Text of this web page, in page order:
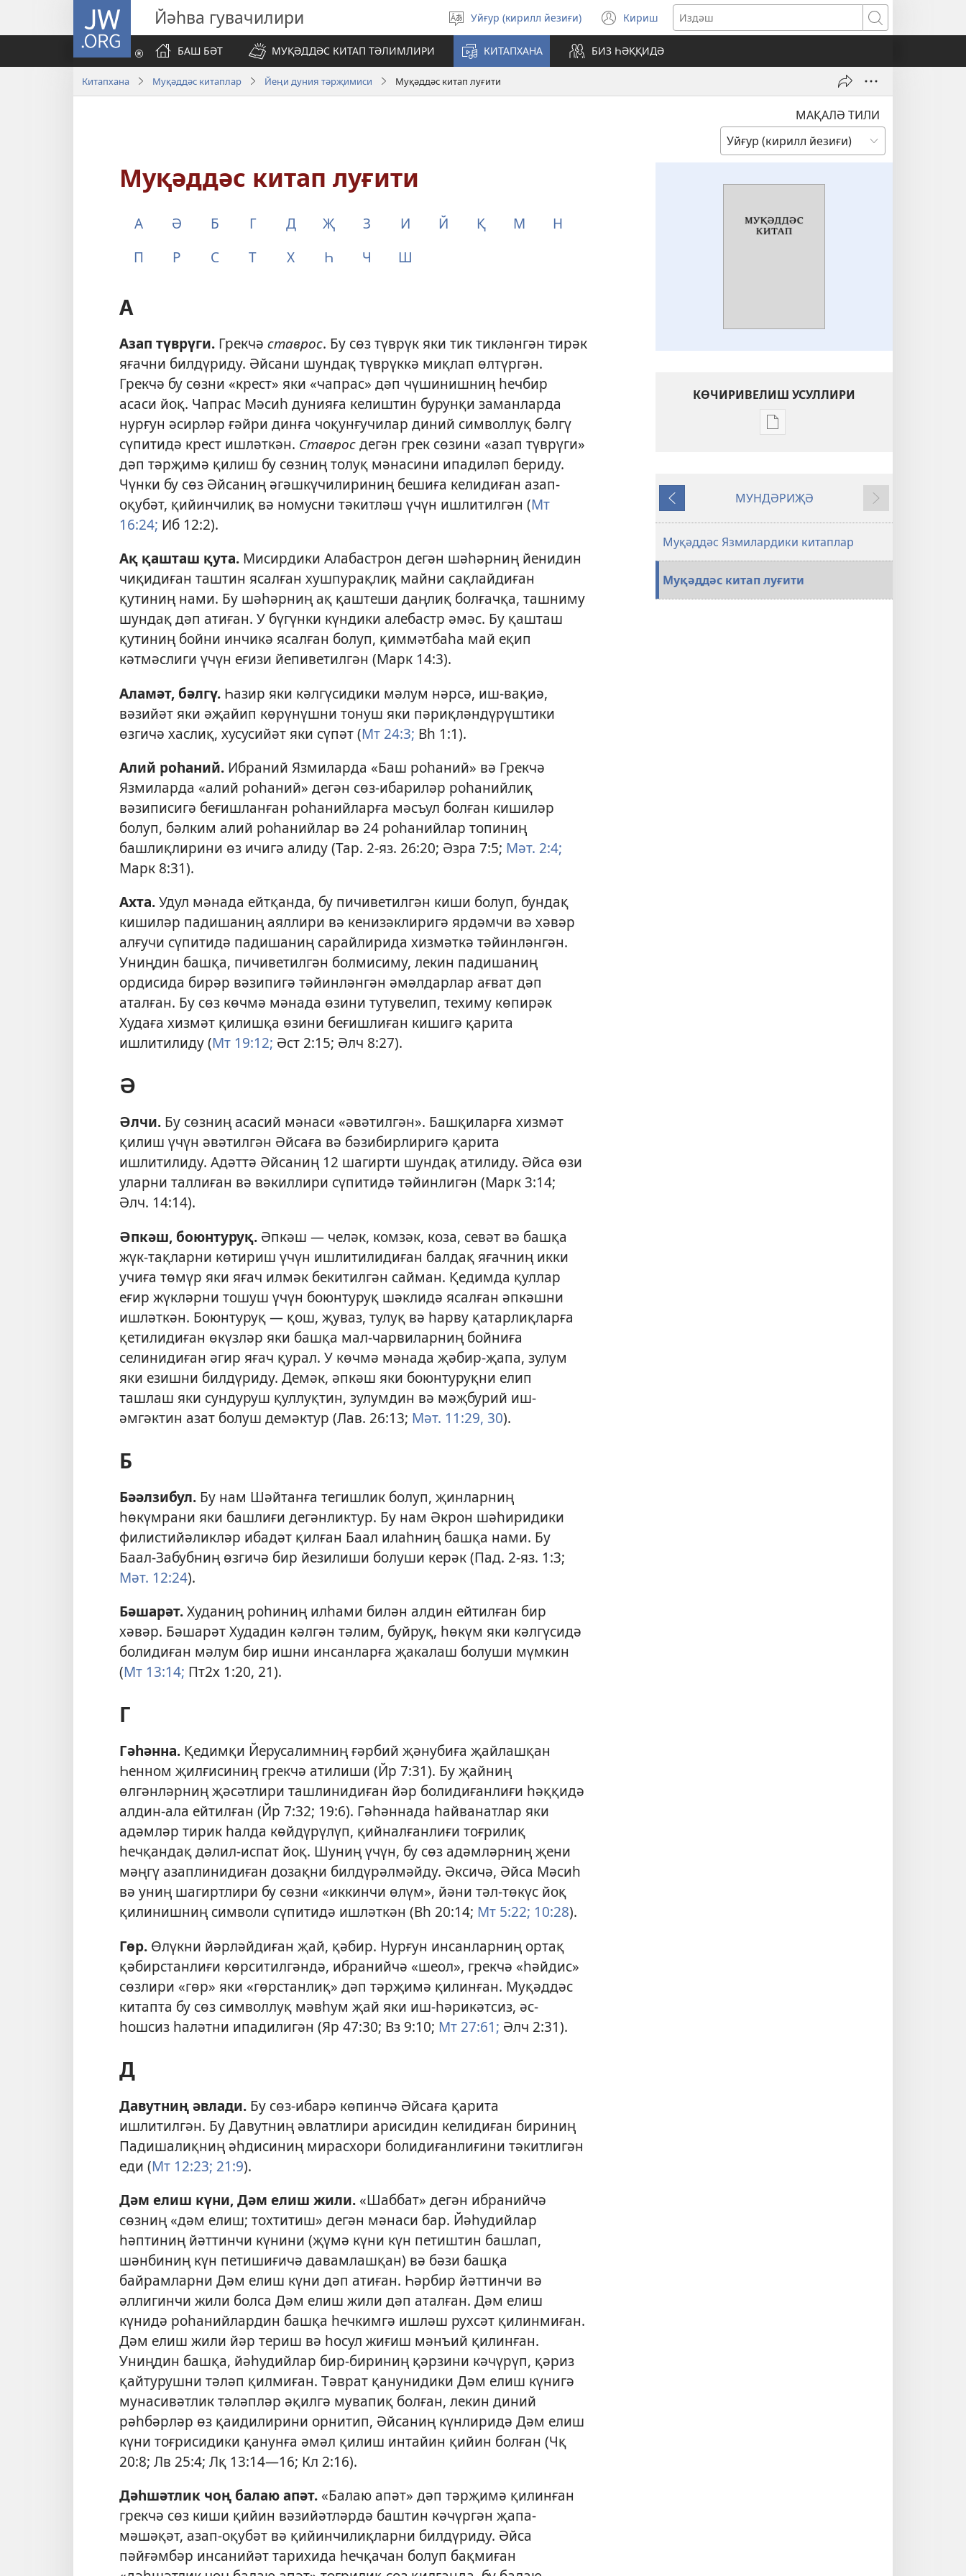
JW.ORG Йәһва гувачилири
Тил
таллаш
Уйғур (кирилл йезиғи) Кириш
(opens
new
window)
Издәш
БАШ БӘТ
МУҚӘДДӘС КИТАП ТӘЛИМЛИРИ КИТАПХАНА БИЗ ҺӘҚҚИДӘ
Китапхана Муқәддәс китаплар Йеңи дуния тәрҗимиси Муқәддәс китап луғити
МАҚАЛӘ ТИЛИ
Муқәддәс китап луғити
А Ә Б Г Д Җ З И Й Қ М
Н
П
Р С Т Х Һ Ч Ш
А
Азап түврүги. Грекчә ставрос. Бу сөз түврүк яки тик тикләнгән тирәк
яғачни билдүриду. Әйсани шундақ түврүккә миқлап өлтүргән.
Грекчә бу сөзни «крест» яки «чапрас» дәп чүшинишниң һечбир
асаси йоқ. Чапрас Мәсиһ дунияға келиштин бурунқи заманларда
нурғун әсирләр ғәйри динға чоқунғучилар диний символлуқ бәлгү
сүпитидә крест ишләткән. Ставросдегән грек сөзини «азап түврүги»
дәп тәрҗимә қилиш бу сөзниң толуқ мәнасини ипадиләп бериду.
Чүнки бу сөз Әйсаниң әгәшкүчилириниң бешиға келидиған азап-
оқубәт, қийинчилиқ вә номусни тәкитләш үчүн ишлитилгән (Мт
16:24; Иб 12:2).
Ақ қашташ қута. Мисирдики Алабастрон дегән шәһәрниң йенидин
чиқидиған таштин ясалған хушпурақлиқ майни сақлайдиған
қутиниң нами. Бу шәһәрниң ақ қаштеши даңлиқ болғачқа, ташниму
шундақ дәп атиған. У бүгүнки күндики алебастр әмәс. Бу қашташ
қутиниң бойни инчикә ясалған болуп, қиммәтбаһа май еқип
кәтмәслиги үчүн еғизи йепиветилгән (Марк 14:3).
Аламәт, бәлгү. Һазир яки кәлгүсидики мәлум нәрсә, иш-вақиә,
вәзийәт яки әҗайип көрүнүшни тонуш яки пәриқләндүрүштики
өзгичә хаслиқ, хусусийәт яки сүпәт (Мт 24:3; Вһ 1:1).
Алий роһаний. Ибраний Язмиларда «Баш роһаний» вә Грекчә
Язмиларда «алий роһаний» дегән сөз-ибариләр роһанийлиқ
вәзиписигә беғишланған роһанийларға мәсъул болған кишиләр
болуп, бәлким алий роһанийлар вә 24 роһанийлар топиниң
башлиқлирини өз ичигә алиду (Тар. 2-яз. 26:20; Әзра 7:5; Мәт. 2:4;
Марк 8:31).
Ахта.Удул мәнада ейтқанда, бу пичиветилгән киши болуп, бундақ
кишиләр падишаниң аяллири вә кенизәклиригә ярдәмчи вә хәвәр
алғучи сүпитидә падишаниң сарайлирида хизмәткә тәйинләнгән.
Униңдин башқа, пичиветилгән болмисиму, лекин падишаниң
ордисида бирәр вәзипигә тәйинләнгән әмәлдарлар ағват дәп
аталған. Бу сөз көчмә мәнада өзини тутувелип, техиму көпирәк
Худаға хизмәт қилишқа өзини беғишлиған кишигә қарита
ишлитилиду (Мт 19:12; Әст 2:15; Әлч 8:27).
Ә
Әлчи. Бу сөзниң асасий мәнаси «әвәтилгән». Башқиларға хизмәт
қилиш үчүн әвәтилгән Әйсаға вә бәзибирлиригә қарита
ишлитилиду. Адәттә Әйсаниң 12 шагирти шундақ атилиду. Әйса өзи
уларни таллиған вә вәкиллири сүпитидә тәйинлигән (Марк 3:14;
Әлч. 14:14).
Әпкәш, боюнтуруқ. Әпкәш — челәк, комзәк, коза, севәт вә башқа
жүк-тақларни көтириш үчүн ишлитилидиған балдақ яғачниң икки
учиға төмүр яки яғач илмәк бекитилгән сайман. Қедимда қуллар
еғир жүкләрни тошуш үчүн боюнтуруқ шәклидә ясалған әпкәшни
ишләткән. Боюнтуруқ — қош, җуваз, тулуқ вә һарву қатарлиқларға
қетилидиған өкүзләр яки башқа мал-чарвиларниң бойниға
селинидиған әгир яғач қурал. У көчмә мәнада җәбир-җапа, зулум
яки езишни билдүриду. Демәк, әпкәш яки боюнтуруқни елип
ташлаш яки сундуруш қуллуқтин, зулумдин вә мәҗбурий иш-
әмгәктин азат болуш демәктур (Лав. 26:13; Мәт. 11:29, 30).
Б
Бәәлзибул. Бу нам Шәйтанға тегишлик болуп, җинларниң
һөкүмрани яки башлиғи дегәнликтур. Бу нам Әкрон шәһиридики
филистийәликләр ибадәт қилған Баал илаһниң башқа нами. Бу
Баал-Забубниң өзгичә бир йезилиши болуши керәк (Пад. 2-яз. 1:3;
Мәт. 12:24).
Бәшарәт.Худаниң роһиниң илһами билән алдин ейтилған бир
хәвәр. Бәшарәт Худадин кәлгән тәлим, буйруқ, һөкүм яки кәлгүсидә
болидиған мәлум бир ишни инсанларға җакалаш болуши мүмкин
(Мт 13:14; Пт2х 1:20, 21).
Г
Гәһәнна. Қедимқи Йерусалимниң ғәрбий җәнубиға җайлашқан
Һенном җилғисиниң грекчә атилиши (Йр 7:31). Бу җайниң
өлгәнләрниң җәсәтлири ташлинидиған йәр болидиғанлиғи һәққидә
алдин-ала ейтилған (Йр 7:32; 19:6). Гәһәннада һайванатлар яки
адәмләр тирик һалда көйдүрүлүп, қийналғанлиғи тоғрилиқ
һечқандақ дәлил-испат йоқ. Шуниң үчүн, бу сөз адәмләрниң җени
мәңгү азаплинидиған дозақни билдүрәлмәйду. Әксичә, Әйса Мәсиһ
вә униң шагиртлири бу сөзни «иккинчи өлүм», йәни тәл-төкүс йоқ
қилинишниң символи сүпитидә ишләткән (Вһ 20:14; Мт 5:22; 10:28).
Гөр. Өлүкни йәрләйдиған җай, қәбир. Нурғун инсанларниң ортақ
қәбирстанлиғи көрситилгәндә, ибранийчә «шеол», грекчә «һәйдис»
сөзлири «гөр» яки «гөрстанлиқ» дәп тәрҗимә қилинған. Муқәддәс
китапта бу сөз символлуқ мәвһум җай яки иш-һәрикәтсиз, әс-
һошсиз һаләтни ипадилигән (Яр 47:30; Вз 9:10; Мт 27:61; Әлч 2:31).
Д
Давутниң әвлади. Бу сөз-ибарә көпинчә Әйсаға қарита
ишлитилгән. Бу Давутниң әвлатлири арисидин келидиған бириниң
Падишалиқниң әһдисиниң мирасхори болидиғанлиғини тәкитлигән
еди (Мт 12:23; 21:9).
Дәм елиш күни, Дәм елиш жили. «Шаббат» дегән ибранийчә
сөзниң «дәм елиш; тохтитиш» дегән мәнаси бар. Йәһудийлар
һәптиниң йәттинчи күнини (җүмә күни күн петиштин башлап,
шәнбиниң күн петишиғичә давамлашқан) вә бәзи башқа
байрамларни Дәм елиш күни дәп атиған. Һәрбир йәттинчи вә
әллигинчи жили болса Дәм елиш жили дәп аталған. Дәм елиш
күнидә роһанийлардин башқа һечкимгә ишләш рухсәт қилинмиған.
Дәм елиш жили йәр териш вә һосул жиғиш мәнъий қилинған.
Униңдин башқа, йәһудийлар бир-бириниң қәрзини кәчүрүп, қәриз
қайтурушни тәләп қилмиған. Тәврат қанунидики Дәм елиш күнигә
мунасивәтлик тәләпләр әқилгә мувапиқ болған, лекин диний
рәһбәрләр өз қаидилирини орнитип, Әйсаниң күнлиридә Дәм елиш
күни тоғрисидики қанунға әмәл қилиш интайин қийин болған (Чқ
20:8; Лв 25:4; Лқ 13:14—16; Кл 2:16).
Дәһшәтлик чоң балаю апәт. «Балаю апәт» дәп тәрҗимә қилинған
грекчә сөз киши қийин вәзийәтләрдә баштин кәчүргән җапа-
мәшәқәт, азап-оқубәт вә қийинчилиқларни билдүриду. Әйса
пәйғәмбәр инсанийәт тарихида һечқачан болуп бақмиған
КӨЧИРИВЕЛИШ УСУЛЛИРИ
Әдәбиятларниң
опциялири
Мәтта
қилған
хуш
Авалқи
МУНДӘРИҖӘ
Келәрки
Муқәддәс Язмилардики китаплар
Муқәддәс китап луғити